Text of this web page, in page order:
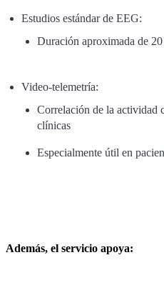
Estudios estándar de EEG:
Duración aproximada de
Video-telemetría:
Correlación de la actividad
clínicas
Especialmente útil en
Además, el servicio apoya: